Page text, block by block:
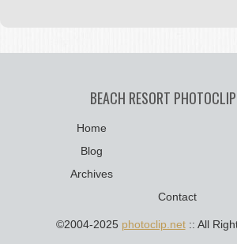
BEACH RESORT
Home
Blog
Archives
Contact
©2004-2025 photoclip.net:: All